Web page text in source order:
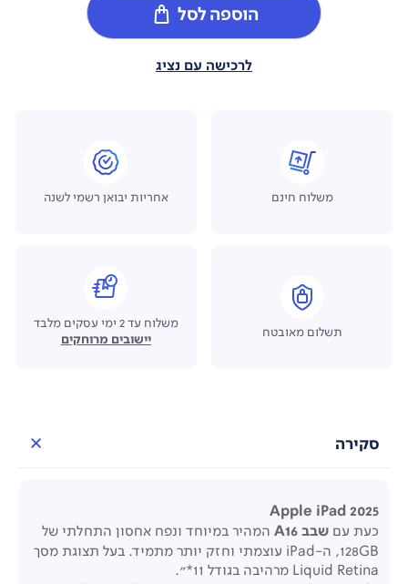
הוספה לסל
לרכישה עם נציג
משלוח חינם אחריות יבואן רשמי לשנה
תשלום מאובטח
משלוח עד 2 ימי עסקים מלבד
יישובים מרוחקים
סקירה
Apple iPad 2025
כעת עםשבבA16 המהיר במיוחד ונפח אחסון התחלתי של
128GB, ה-iPad עוצמתי וחזק יותר מתמיד. בעל תצוגת מסך
Liquid Retina מרהיבה בגודל 11*".